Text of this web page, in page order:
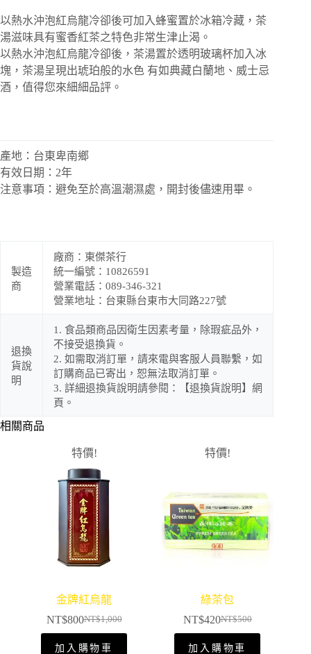
以熱水沖泡紅烏龍冷卻後可加入蜂蜜置於冰箱冷藏，茶
湯滋味具有蜜香紅茶之特色非常生津止渴。
以熱水沖泡紅烏龍冷卻後，茶湯置於透明玻璃杯加入冰
塊，茶湯呈現出琥珀般的水色 有如典藏白蘭地、威士忌
酒，值得您來細細品評。
產地：台東卑南鄉
有效日期：2年
注意事項：避免至於高溫潮濕處，開封後儘速用畢。
製造
商
廠商：東傑茶行
統一編號：10826591
營業電話：089-346-321
營業地址：台東縣台東市大同路227號
退換
貨說
明
1. 食品類商品因衛生因素考量，除瑕疵品外，
不接受退換貨。
2. 如需取消訂單，請來電與客服人員聯繫，如
訂購商品已寄出，恕無法取消訂單。
3. 詳細退換貨說明請參閱：【退換貨說明】網
頁。
相關商品
特價!
金牌紅烏龍
NT$1,000
NT$800
加入購物車
特價!
綠茶包
NT$500
NT$420
加入購物車